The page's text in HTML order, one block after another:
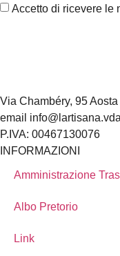
Accetto di ricevere le
Via Chambéry, 95
email
P.IVA: 00467130076
INFORMAZIONI
Amministrazione
Albo Pretorio
Link